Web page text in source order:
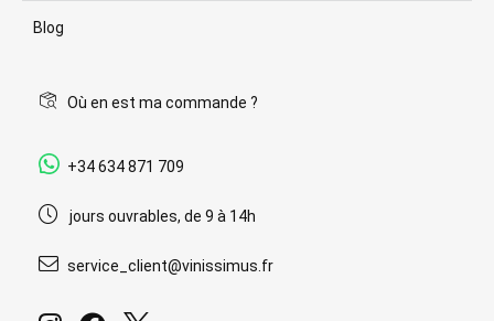
Blog
Où en est ma commande ?
+34 634 871 709
jours ouvrables, de 9 à 14h
service_client@vinissimus.fr